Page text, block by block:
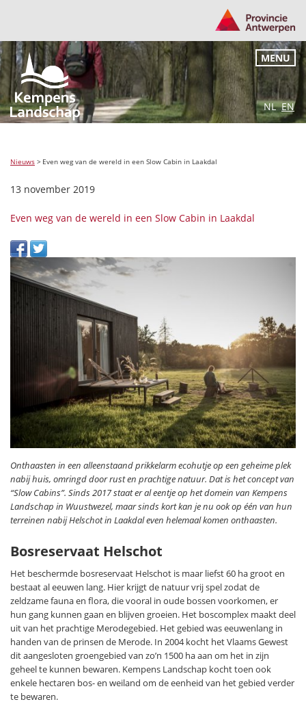
NL EN
MENU
Nieuws > Even weg van de wereld in een Slow Cabin in Laakdal
13 november 2019
Even weg van de wereld in een Slow Cabin in Laakdal
Onthaasten in een alleenstaand prikkelarm ecohutje op een geheime plek
nabij huis, omringd door rust en prachtige natuur. Dat is het concept van
“Slow Cabins”. Sinds 2017 staat er al eentje op het domein van Kempens
Landschap in Wuustwezel, maar sinds kort kan je nu ook op één van hun
terreinen nabij Helschot in Laakdal even helemaal komen onthaasten.
Bosreservaat Helschot
Het beschermde bosreservaat Helschot is maar liefst 60 ha groot en
bestaat al eeuwen lang. Hier krijgt de natuur vrij spel zodat de
zeldzame fauna en flora, die vooral in oude bossen voorkomen, er
hun gang kunnen gaan en blijven groeien. Het boscomplex maakt deel
uit van het prachtige Merodegebied. Het gebied was eeuwenlang in
handen van de prinsen de Merode. In 2004 kocht het Vlaams Gewest
dit aangesloten groengebied van zo’n 1500 ha aan om het in zijn
geheel te kunnen bewaren. Kempens Landschap kocht toen ook
enkele hectaren bos- en weiland om de eenheid van het gebied verder
te bewaren.